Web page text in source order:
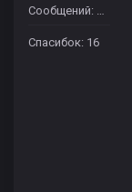
Сообщений: 41
Спасибок: 16